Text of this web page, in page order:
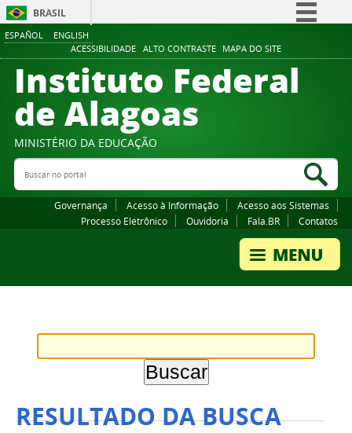
ESPAÑOL ENGLISH
ACESSIBILIDADE ALTO CONTRASTE MAPA DO SITE
BRASIL
Comunica BR
Participe
Canais
Instituto Federal
de Alagoas
MINISTÉRIO DA EDUCAÇÃO
Buscar no portal
Governança Acesso à Informação
Acesso aos Sistemas
Processo Eletrônico
Ouvidoria Fala.BR Contatos
RESULTADO DA BUSCA